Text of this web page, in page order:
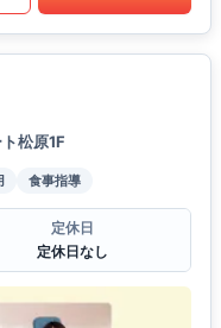
松原1F
食事指導
定休日
定休日なし